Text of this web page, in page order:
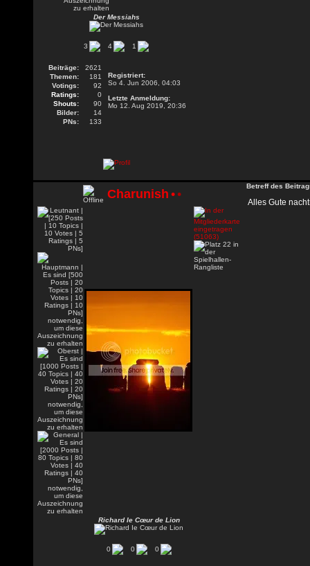
Der Messiahs
3 4 1
Beiträge:
2621
Themen:
181
Votings:
92
Ratings:
0
Shouts:
90
Bilder:
14
PNs:
133
Registriert:
So 4. Jun 2006, 04:03
Letzte Anmeldung:
Mo 12. Aug 2019, 20:36
Charunish ••
Richard Ie Cœur de Lion
0 0 0
Betreff des
Alles Gute